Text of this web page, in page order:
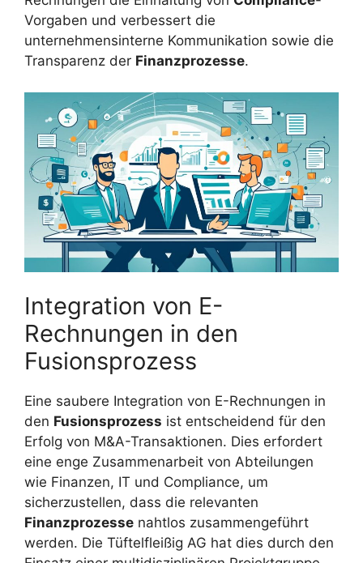
Vorgaben und verbessert die
unternehmensinterne Kommunikation sowie die
Transparenz der Finanzprozesse.
Integration von E-
Rechnungen in den
Fusionsprozess
Eine saubere Integration von E-Rechnungen in
den Fusionsprozess ist entscheidend für den
Erfolg von M&A-Transaktionen. Dies erfordert
eine enge Zusammenarbeit von Abteilungen
wie Finanzen, IT und Compliance, um
sicherzustellen, dass die relevanten
Finanzprozesse nahtlos zusammengeführt
werden. Die Tüftelfleißig AG hat dies durch den